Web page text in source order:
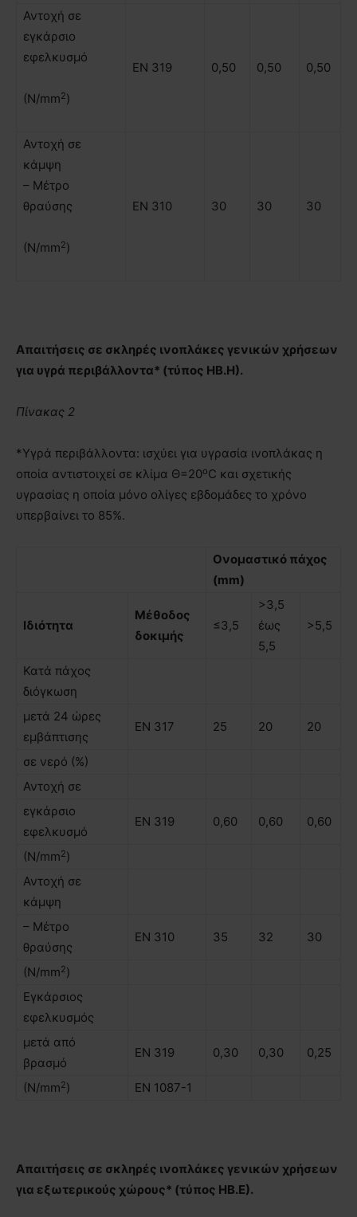
Αντοχή σε
εγκάρσιο
εφελκυσμό
(N/mm2)
ΕΝ 319 0,50 0,50 0,50
Αντοχή σε
κάμψη
– Μέτρο
θραύσης
(N/mm2)
ΕΝ 310 30 30 30
Απαιτήσεις σε σκληρές ινοπλάκες γενικών χρήσεων
για υγρά περιβάλλοντα* (τύπος ΗΒ.Η).
Πίνακας 2
*Υγρά περιβάλλοντα: ισχύει για υγρασία ινοπλάκας η
οποία αντιστοιχεί σε κλίμα Θ=20oC και σχετικής
υγρασίας η οποία µόνο ολίγες εβδομάδες το χρόνο
υπερβαίνει το 85%.
Ονοµαστικό πάχος
(mm)
Ιδιότητα
Μέθοδος
δοκιµής
≤3,5
>3,5
έως
5,5
>5,5
Κατά πάχος
διόγκωση
µετά 24 ώρες
εµβάπτισης
ΕΝ 317 25 20 20
σε νερό (%)
Αντοχή σε
εγκάρσιο
εφελκυσµό
ΕΝ 319 0,60 0,60 0,60
(N/mm2)
Αντοχή σε
κάµψη
– Μέτρο
θραύσης
ΕΝ 310 35 32 30
(N/mm2)
Εγκάρσιος
εφελκυσμός
μετά από
βρασµό
ΕΝ 319 0,30 0,30 0,25
(N/mm2) EN 1087-1
Απαιτήσεις σε σκληρές ινοπλάκες γενικών χρήσεων
για εξωτερικούς χώρους* (τύπος ΗΒ.Ε).